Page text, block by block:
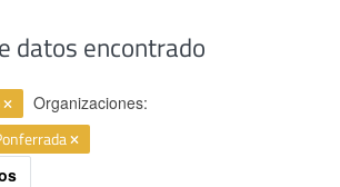
datos encontrado
Organizaciones: